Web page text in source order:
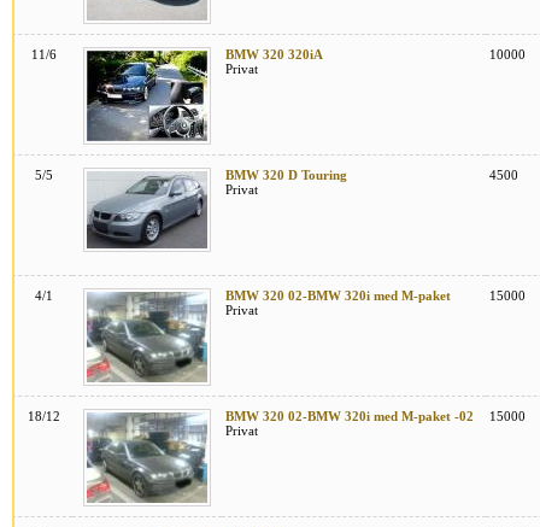
11/6
BMW 320 320iA
Privat
10000
5/5
BMW 320 D Touring
Privat
4500
4/1
BMW 320 02-BMW 320i med M-paket
Privat
15000
18/12
BMW 320 02-BMW 320i med M-paket -02
Privat
15000